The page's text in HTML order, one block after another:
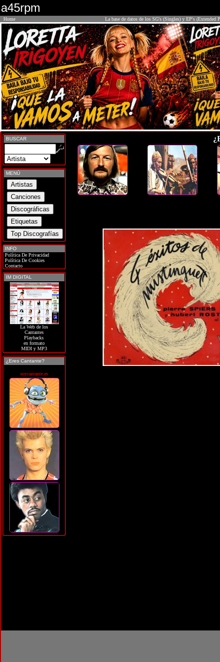
a45rpm
Home La base de datos de los SG's (Singles) y EP's (Extended
BUSCAR
MENÚ
INFO
Política De Privacidad
Política De Cookies
Contacto
IM DIGITAL
La Web de los
Cantantes
Playbacks
en formato
MIDI y MP3
¿Eres Cantante?
soycantante.es